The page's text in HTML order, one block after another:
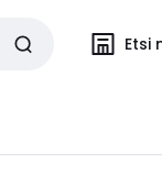
Etsi